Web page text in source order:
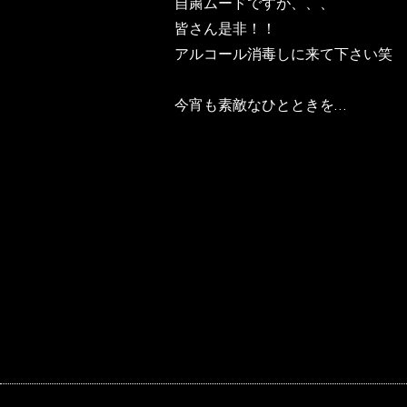
自粛ムードですが、、、
皆さん是非！！
アルコール消毒しに来て下さい笑
今宵も素敵なひとときを…